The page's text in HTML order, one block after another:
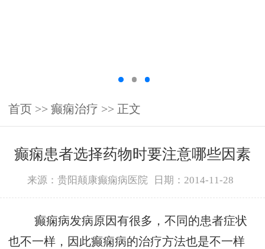
首页 >> 癫痫治疗 >> 正文
癫痫患者选择药物时要注意哪些因素
来源：贵阳颠康癫痫病医院 日期：2014-11-28
癫痫病发病原因有很多，不同的患者症状
也不一样，因此癫痫病的治疗方法也是不一样